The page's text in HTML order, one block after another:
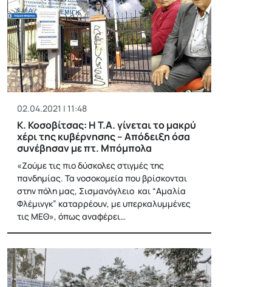
02.04.2021 | 11:48
Κ. Κοσοβίτσας: H T.A. γίνεται το μακρύ
χέρι της κυβέρνησης – Απόδειξη όσα
συνέβησαν με πτ. Μπόμπολα
«Ζούμε τις πιο δύσκολες στιγμές της
πανδημίας. Τα νοσοκομεία που βρίσκονται
στην πόλη μας, Σισμανόγλειο και “Αμαλία
Φλέμινγκ” καταρρέουν, με υπερκαλυμμένες
τις ΜΕΘ», όπως αναφέρει…